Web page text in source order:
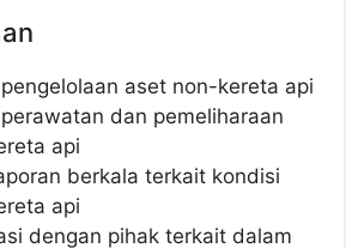
aset non-kereta api
dan pemeliharaan
api
berkala terkait kondisi
api
dengan pihak terkait dalam